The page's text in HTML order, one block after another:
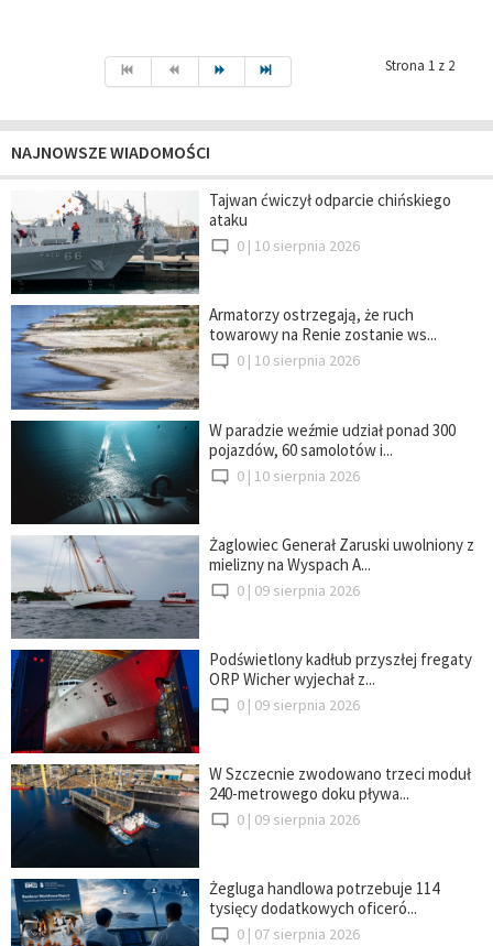
Strona 1 z 2
NAJNOWSZE WIADOMOŚCI
Tajwan ćwiczył odparcie chińskiego
ataku
0 | 10 sierpnia 2026
Armatorzy ostrzegają, że ruch
towarowy na Renie zostanie ws...
0 | 10 sierpnia 2026
W paradzie weźmie udział ponad 300
pojazdów, 60 samolotów i...
0 | 10 sierpnia 2026
Żaglowiec Generał Zaruski uwolniony z
mielizny na Wyspach A...
0 | 09 sierpnia 2026
Podświetlony kadłub przyszłej fregaty
ORP Wicher wyjechał z...
0 | 09 sierpnia 2026
W Szczecnie zwodowano trzeci moduł
240-metrowego doku pływa...
0 | 09 sierpnia 2026
Żegluga handlowa potrzebuje 114
tysięcy dodatkowych oficeró...
0 | 07 sierpnia 2026